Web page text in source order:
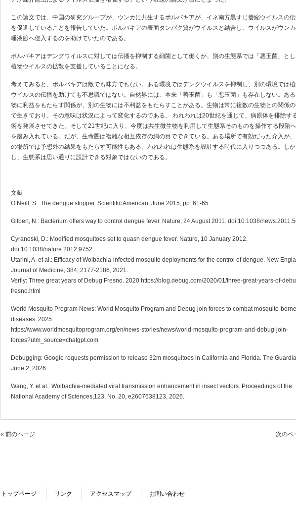
この論文では、中国の研究グループが、ウンカに共生するボルバキアが、イネ南方黒すじ萎縮ウイルスの
を促進していることを報告していた。ボルバキアの表面タンパク質がウイルスと結合し、ウイルスがウン
唾液腺へ侵入するのを助けていたのである。
ボルバキアはデングウイルスに対しては伝播を抑制する細菌として働くが、別の生態系では「悪玉菌」と
植物ウイルスの拡散を支援していることになる。
考えてみると、ボルバキアは敵でも味方でもない。ある環境ではデングウイルスを抑制し、別の環境では
ウイルスの伝播を助けても不思議ではない。自然界には、本来「善玉菌」も「悪玉菌」も存在しない。あ
物に利益をもたらす関係が、別の生物には不利益をもたらすことがある。生物は常に複数の生物との関係
で生きており、その意味は状況によって変化するのである。 われわれは20世紀を通じて、病原体を排除す
術を発展させてきた。そして21世紀に入り、今度は共生微生物を利用して生態系そのものを操作する段階
を踏み入れている。だが、生命圏は複雑な相互依存の網の目でできている。ある場所で有効だった介入が、
の場所では予想外の結果をもたらす可能性もある。われわれは生態系を設計する時代に入りつつある。しか
し、生態系は思い通りに設計できる対象ではないのである。
文献
O’Neill, S.: The dengue stopper. Scientific American, June 2015, pp. 61-65.
Gilbert, N.: Bacterium offers way to control dengue fever. Nature, 24 August 2011. doi:10.1038/
Cyranoski, D.: Modified mosquitoes set to quash dengue fever. Nature, 10 January 2012.
doi:10.1038/nature.2012.9752.
Utarini, A. et al.: Efficacy of Wolbachia-infected mosquito deployments for the control of dengue. New
Journal of Medicine, 384, 2177-2186, 2021.
Verily: Three great years of Debug Fresno. 2020 https://blog.debug.com/2020/01/three-great-years-of-
fresno.html
World Mosquito Program News: World Mosquito Program and Debug join forces to combat mosquito-borne
diseases. 2025.
https://www.worldmosquitoprogram.org/en/news-stories/news/world-mosquito-program-and-debug-join-
forces?utm_source=chatgpt.com
Debugging: Google requests permission to release 32m mosquitoes in California and Florida. The
June 2, 2026.
Wang, Y. et al.: Wolbachia-mediated viral transmission enhancement in insect vectors. Proceedings of the
National Academy of Sciences,123, No. 20, e2607638123, 2026.
« 前のページ 次のペ
トップページ リンク アクセスマップ お問い合わせ